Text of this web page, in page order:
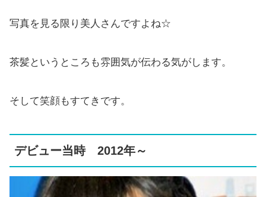
写真を見る限り美人さんですよね☆
茶髪というところも雰囲気が伝わる気がします。
そして笑顔もすてきです。
デビュー当時 2012年～